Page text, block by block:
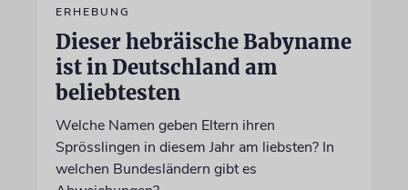
ERHEBUNG
Dieser hebräische Babyname
ist in Deutschland am
beliebtesten
Welche Namen geben Eltern ihren
Sprösslingen in diesem Jahr am liebsten? In
welchen Bundesländern gibt es